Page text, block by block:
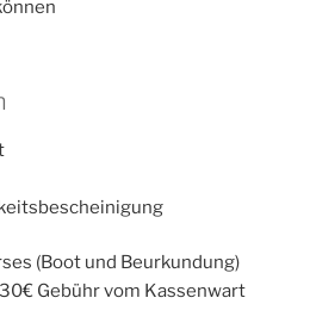
(Boot und Beurkundung)
Gebühr vom Kassenwart